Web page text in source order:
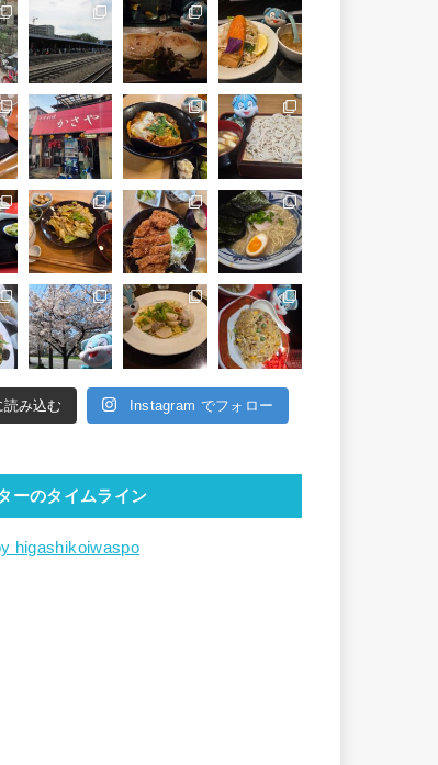
読み込む Instagram でフォロー
ーのタイムライン
higashikoiwaspo